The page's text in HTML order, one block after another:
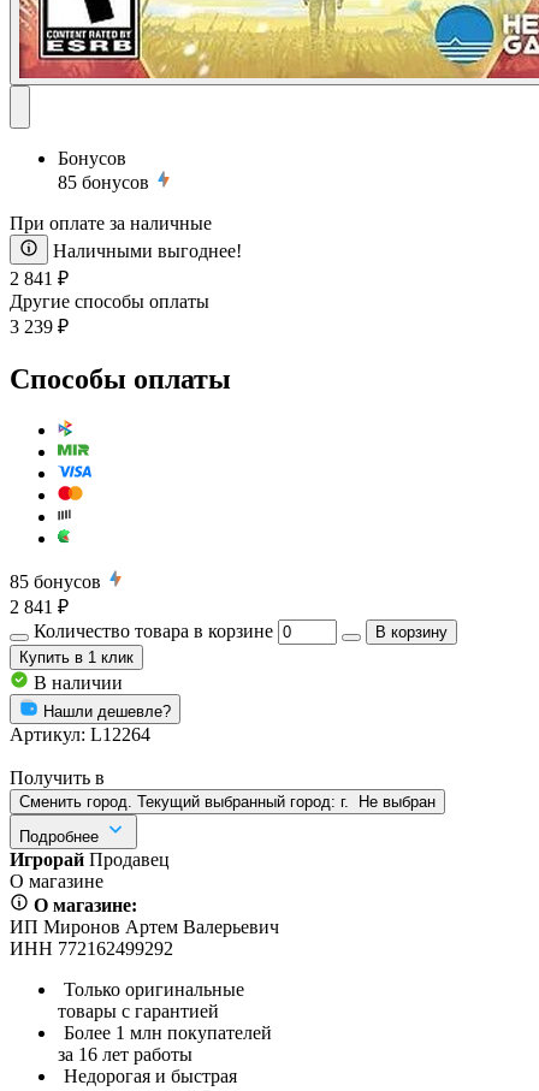
Бонусов
85 бонусов
При оплате за наличные
Наличными выгоднее!
2 841 ₽
Другие способы оплаты
3 239 ₽
Способы оплаты
85 бонусов
2 841 ₽
Количество товара в корзине
В корзину
Купить в 1 клик
В наличии
Нашли дешевле?
Артикул: L12264
Получить в
Сменить город. Текущий выбранный город: г.
Не выбран
Подробнее
Игрорай Продавец
О магазине
О магазине:
ИП Миронов Артем Валерьевич
ИНН 772162499292
Только оригинальные
товары с гарантией
Более 1 млн покупателей
за 16 лет работы
Недорогая и быстрая